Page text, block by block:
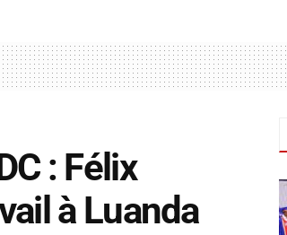
: Félix
à Luanda